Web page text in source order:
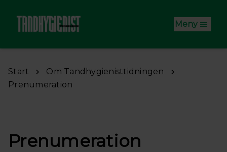
Meny
Start
Om Tandhygienisttidningen
Prenumeration
Prenumeration